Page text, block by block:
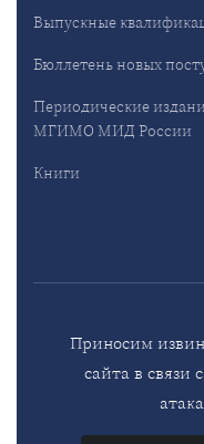
Выпускные
Бюллетень новых
Периодические
МГИМО МИД России
Книги
Приносим
сайта в